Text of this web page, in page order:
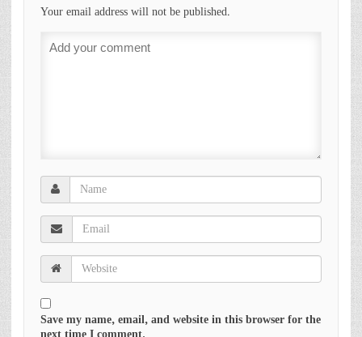
Your email address will not be published.
Save my name, email, and website in this browser for the
next time I comment.